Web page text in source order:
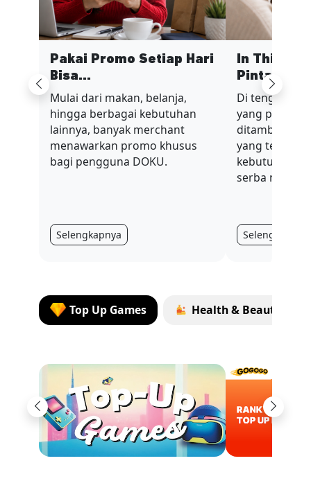
Previous
Pakai Promo Setiap Hari
Bisa...
Mulai dari makan, belanja,
hingga berbagai kebutuhan
lainnya, banyak merchant
menawarkan promo khusus
bagi pengguna DOKU.
Selengkapnya
In This
Pinta...
Di tengah
yang penuh
ditambah
yang terus
kebutuhan
serba mahal.
Selengkapnya
Next
Top Up Games Health & Beauty
Previous Next